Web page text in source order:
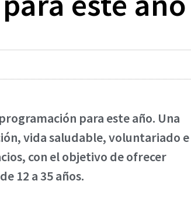
para este año. Una
vida saludable, voluntariado e
con el objetivo de ofrecer
12 a 35 años.